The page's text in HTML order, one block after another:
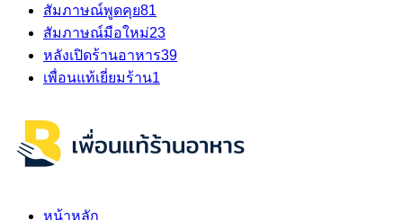
สัมภาษณ์พูดคุย81
สัมภาษณ์มือใหม่23
หลังเปิดร้านอาหาร39
เพื่อนแท้เยี่ยมร้าน1
หน้าหลัก